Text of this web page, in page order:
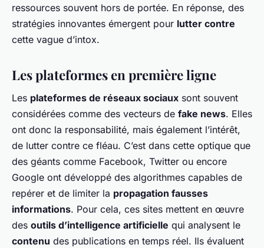
ressources souvent hors de portée. En réponse, des
stratégies innovantes émergent pour lutter contre
cette vague d’intox.
Les plateformes en première ligne
Les plateformes de réseaux sociaux sont souvent
considérées comme des vecteurs de fake news. Elles
ont donc la responsabilité, mais également l’intérêt,
de lutter contre ce fléau. C’est dans cette optique que
des géants comme Facebook, Twitter ou encore
Google ont développé des algorithmes capables de
repérer et de limiter la propagation fausses
informations. Pour cela, ces sites mettent en œuvre
des outils d’intelligence artificielle qui analysent le
contenu des publications en temps réel. Ils évaluent